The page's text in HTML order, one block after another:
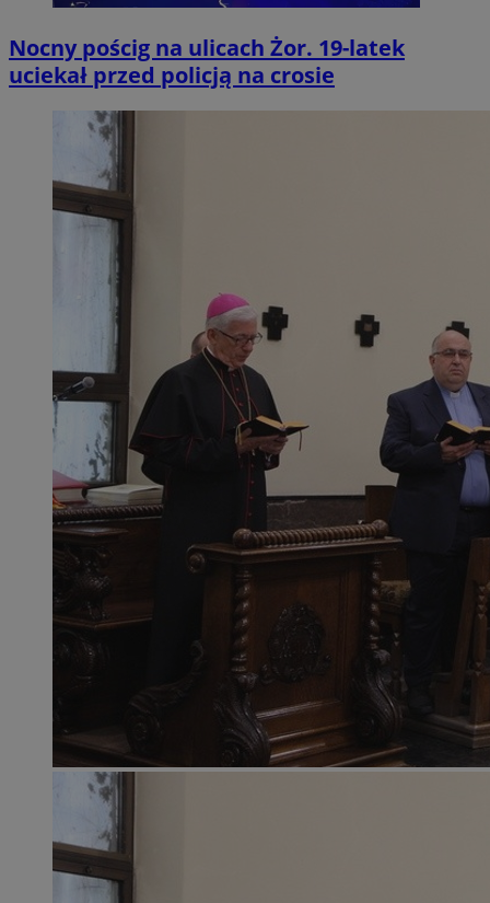
Nocny pościg na ulicach Żor. 19-latek
uciekał przed policją na crosie